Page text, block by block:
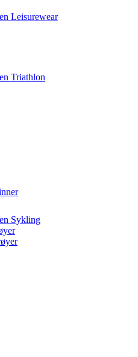
Leisurewear
Triathlon
Sykling